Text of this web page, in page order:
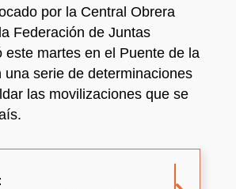
por la Central Obrera
Federación de Juntas
este martes en el Puente de la
una serie de determinaciones
las movilizaciones que se